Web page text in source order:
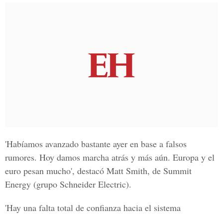
'Habíamos avanzado bastante ayer en base a falsos
rumores. Hoy damos marcha atrás y más aún. Europa y el
euro pesan mucho', destacó Matt Smith, de Summit
Energy (grupo Schneider Electric).
'Hay una falta total de confianza hacia el sistema